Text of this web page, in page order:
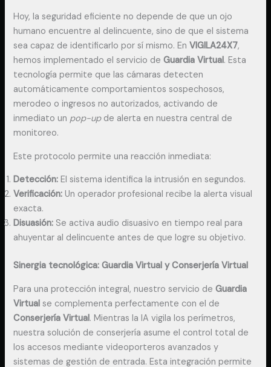
Hoy, la seguridad eficiente no depende de que un ojo
humano encuentre al delincuente, sino de que el sistema
sea capaz de identificarlo por sí mismo. EnVIGILA24X7,
hemos implementado el servicio deGuardia Virtual. Esta
tecnología permite que las cámaras detecten
automáticamente comportamientos sospechosos,
merodeo o ingresos no autorizados, activando de
inmediato un pop-upde alerta en nuestra central de
monitoreo.
Este protocolo permite una reacción inmediata:
Detección: El sistema identifica la intrusión en segundos.
Verificación: Un operador profesional recibe la alerta visual
exacta.
Disuasión: Se activa audio disuasivo en tiempo real para
ahuyentar al delincuente antes de que logre su objetivo.
Sinergia tecnológica: Guardia Virtual y Conserjería Virtual
Para una protección integral, nuestro servicio deGuardia
Virtual se complementa perfectamente con el de
Conserjería Virtual. Mientras la IA vigila los perímetros,
nuestra solución de conserjería asume el control total de
los accesos mediante videoporteros avanzados y
sistemas de gestión de entrada. Esta integración permite